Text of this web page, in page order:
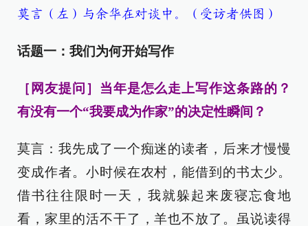
莫言（左）与余华在对谈中。（受访者供图）
话题一：我们为何开始写作
［网友提问］当年是怎么走上写作这条路的？
有没有一个“我要成为作家”的决定性瞬间？
莫言：我先成了一个痴迷的读者，后来才慢慢
变成作者。小时候在农村，能借到的书太少。
借书往往限时一天，我就躲起来废寝忘食地
看，家里的活不干了，羊也不放了。虽说读得